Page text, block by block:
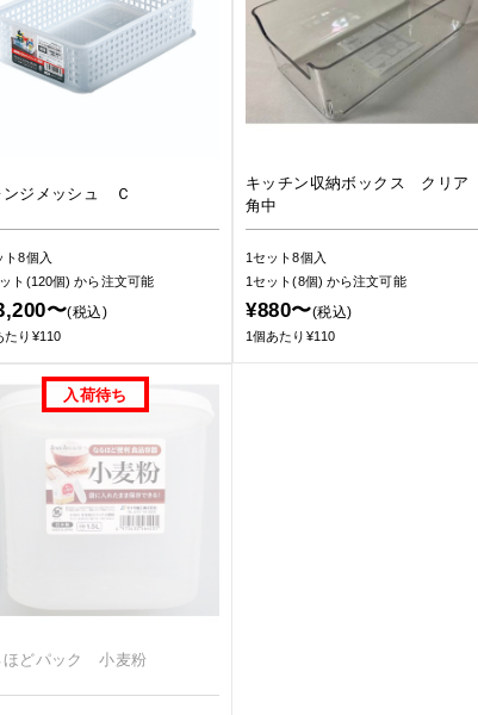
ンジメッシュ Ｃ
ト8個入
ト(120個)から注文可能
〜(税込)
たり¥110
キッチン収納ボックス クリア
角中
1セット8個入
1セット(8個) から注文可能
¥880〜(税込)
1個あたり¥110
ほどパック 小麦粉